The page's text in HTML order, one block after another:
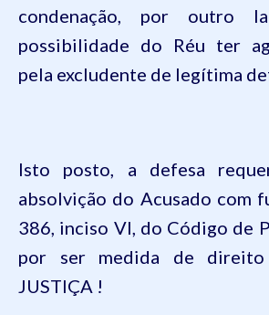
condenação, por outro
possibilidade do Réu ter
pela excludente de legítima
Isto posto, a defesa
absolvição do Acusado com
386, inciso VI, do Código de
por ser medida de
JUSTIÇA !